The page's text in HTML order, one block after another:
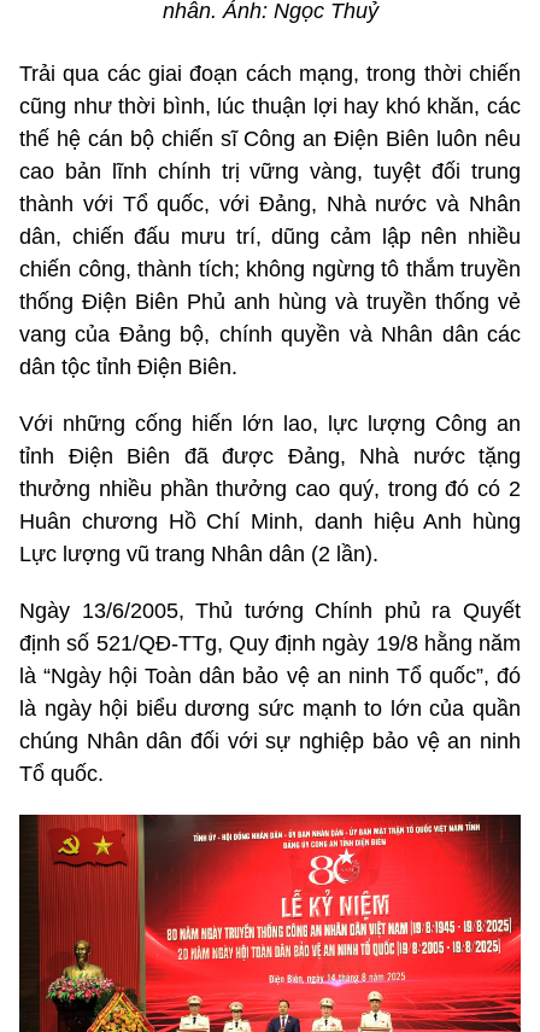
nhân. Ảnh: Ngọc Thuỷ
Trải qua các giai đoạn cách mạng, trong thời chiến
cũng như thời bình, lúc thuận lợi hay khó khăn, các
thế hệ cán bộ chiến sĩ Công an Điện Biên luôn nêu
cao bản lĩnh chính trị vững vàng, tuyệt đối trung
thành với Tổ quốc, với Đảng, Nhà nước và Nhân
dân, chiến đấu mưu trí, dũng cảm lập nên nhiều
chiến công, thành tích; không ngừng tô thắm truyền
thống Điện Biên Phủ anh hùng và truyền thống vẻ
vang của Đảng bộ, chính quyền và Nhân dân các
dân tộc tỉnh Điện Biên.
Với những cống hiến lớn lao, lực lượng Công an
tỉnh Điện Biên đã được Đảng, Nhà nước tặng
thưởng nhiều phần thưởng cao quý, trong đó có 2
Huân chương Hồ Chí Minh, danh hiệu Anh hùng
Lực lượng vũ trang Nhân dân (2 lần).
Ngày 13/6/2005, Thủ tướng Chính phủ ra Quyết
định số 521/QĐ-TTg, Quy định ngày 19/8 hằng năm
là “Ngày hội Toàn dân bảo vệ an ninh Tổ quốc”, đó
là ngày hội biểu dương sức mạnh to lớn của quần
chúng Nhân dân đối với sự nghiệp bảo vệ an ninh
Tổ quốc.